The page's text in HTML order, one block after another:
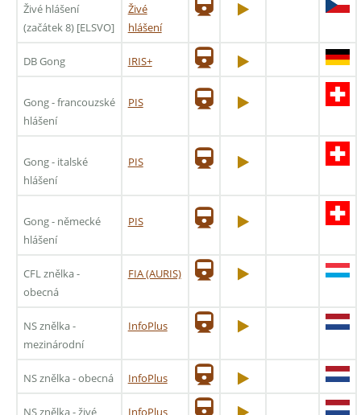
Živé hlášení
(začátek 8) [ELSVO]
Živé
hlášení
DB Gong IRIS+
Gong - francouzské
hlášení
PIS
Gong - italské
hlášení
PIS
Gong - německé
hlášení
PIS
CFL znělka -
obecná
FIA (AURIS)
NS znělka -
mezinárodní
InfoPlus
NS znělka - obecná InfoPlus
NS znělka - živé InfoPlus